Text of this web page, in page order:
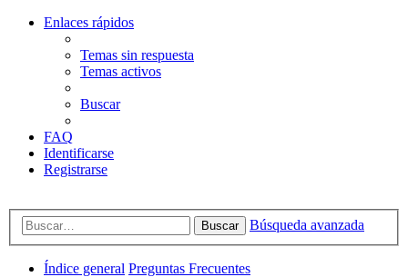
Enlaces rápidos
Temas sin respuesta
Temas activos
Buscar
FAQ
Identificarse
Registrarse
Buscar Búsqueda avanzada
Índice general Preguntas Frecuentes